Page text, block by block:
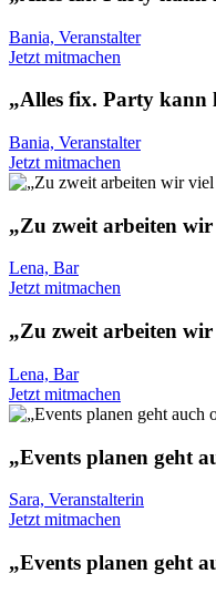
Bania, Veranstalter
Jetzt mitmachen
„Alles fix. Party kann
Bania, Veranstalter
Jetzt mitmachen
„Zu zweit arbeiten
Lena, Bar
Jetzt mitmachen
„Zu zweit arbeiten
Lena, Bar
Jetzt mitmachen
„Events planen geht
Sara, Veranstalterin
Jetzt mitmachen
„Events planen geht